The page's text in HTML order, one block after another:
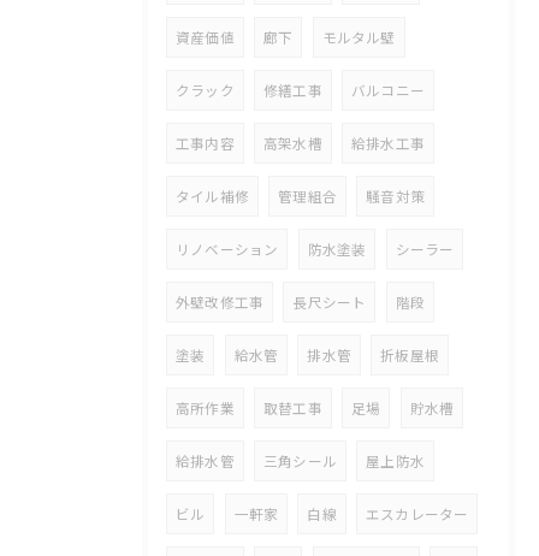
資産価値 廊下 モルタル壁
クラック 修繕工事 バルコニー
工事内容 高架水槽 給排水工事
タイル補修 管理組合 騒音対策
リノベーション 防水塗装 シーラー
外壁改修工事 長尺シート 階段
塗装 給水管 排水管 折板屋根
高所作業 取替工事 足場 貯水槽
給排水管 三角シール 屋上防水
ビル 一軒家 白線 エスカレーター